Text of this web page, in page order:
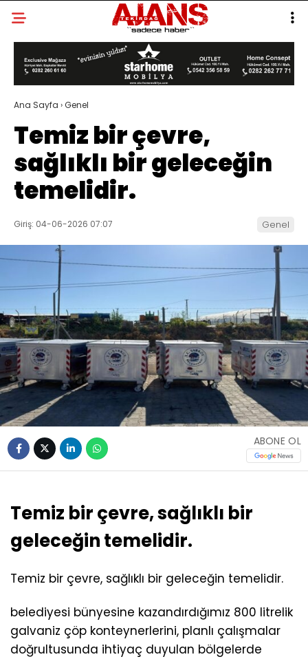
Ana Sayfa ›Genel
Temiz bir çevre,
sağlıklı bir geleceğin
temelidir.
Giriş: 04-06-2026 07:07 Genel
ABONE OL
Temiz bir çevre, sağlıklı bir
geleceğin temelidir.
Temiz bir çevre, sağlıklı bir geleceğin temelidir.
belediyesi bünyesine kazandırdığımız 800 litrelik
galvaniz çöp konteynerlerini, planlı çalışmalar
doğrultusunda ihtiyaç duyulan bölgelerde